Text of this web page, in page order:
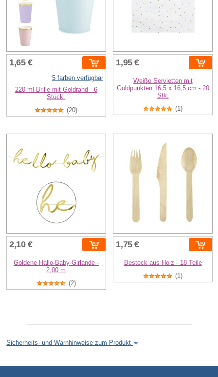
1,65 €
5 farben verfügbar
220 ml Brille mit Goldrand - 6
Stück.
(20)
1,95 €
Weiße Servietten mit
Goldpunkten 16,5 x 16,5 cm - 20
Stk.
(1)
2,10 €
Goldene Hallo-Baby-Girlande -
2,00 m
(2)
1,75 €
Besteck aus Holz - 18 Teile
(1)
Sicherheits- und Warnhinweise zum Produkt